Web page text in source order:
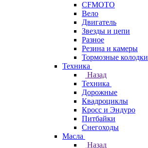
CFMOTO
Вело
Двигатель
Звезды и цепи
Разное
Резина и камеры
Тормозные колодки
Техника
Назад
Техника
Дорожные
Квадроциклы
Кросс и Эндуро
Питбайки
Снегоходы
Масла
Назад